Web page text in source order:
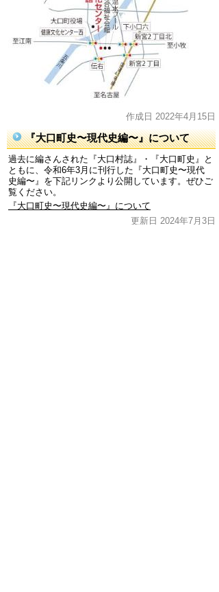
作成日 2022年4月15日
『大口町史〜現代史編〜』について
過去に編さんされた『大口村誌』・『大口町史』と
ともに、令和6年3月に刊行した『大口町史〜現代
史編〜』を下記リンクより公開しています。ぜひご
覧ください。
『大口町史〜現代史編〜』について
更新日 2024年7月3日